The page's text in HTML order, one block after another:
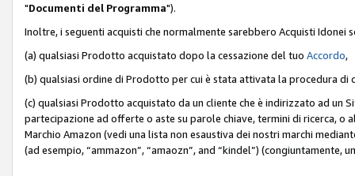
"Documenti del Programma").
Inoltre, i seguenti acquisti che normalmente sarebbero Acquisti
(a) qualsiasi Prodotto acquistato dopo la cessazione del tuo Accordo,
(b) qualsiasi ordine di Prodotto per cui è stata attivata la procedura di
(c) qualsiasi Prodotto acquistato da un cliente che è indirizzato ad un
partecipazione ad offerte o aste su parole chiave, termini di ricerca,
Marchio Amazon (vedi una lista non esaustiva dei nostri marchi
(ad esempio, “ammazon”, “amaozn”, and “kindel”) (congiuntamente,